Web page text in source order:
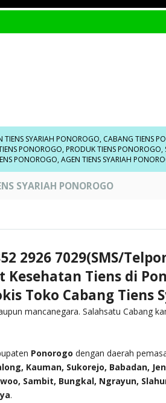
TIENS SYARIAH PONOROGO, CABANG TIENS
PONOROGO, PRODUK TIENS PONOROGO,
PONOROGO,AGEN TIENS SYARIAH
SYARIAH PONOROGO
2926 7029(SMS/
Kesehatan Tiens di
Toko Cabang Tiens
mancanegara. Salahsatu Cabang
Ponorogo dengan daerah
Kauman, Sukorejo, Babadan,
Sambit, Bungkal, Ngrayun,
.